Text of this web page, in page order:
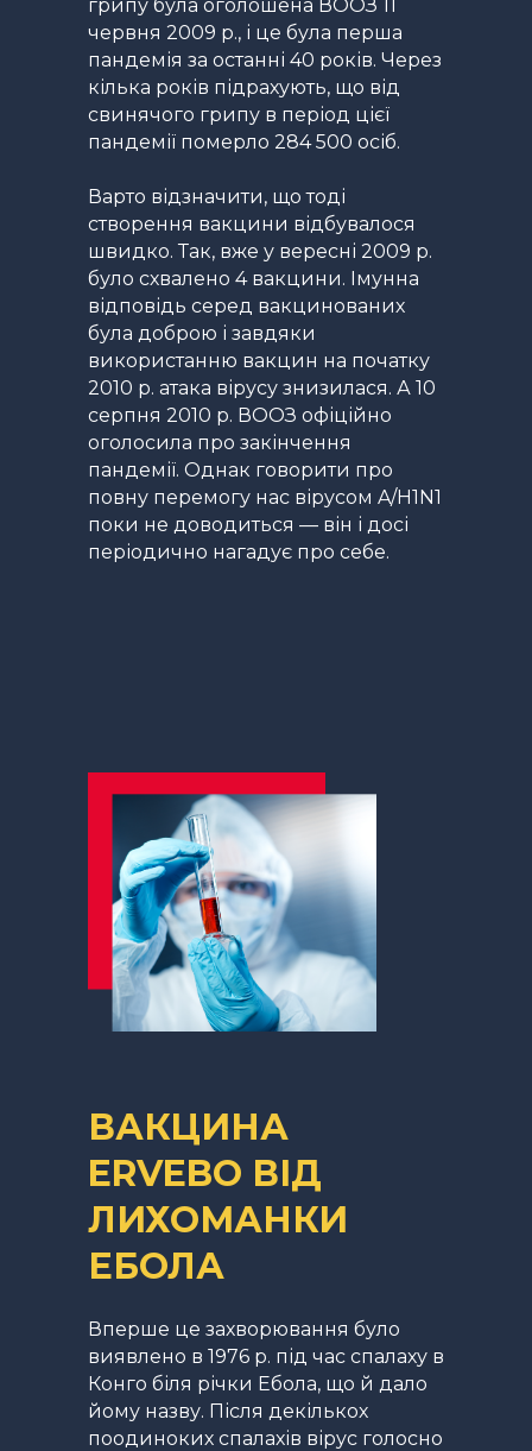
грипу була оголошена ВООЗ 11
червня 2009 р., і це була перша
пандемія за останні 40 років. Через
кілька років підрахують, що від
свинячого грипу в період цієї
пандемії померло 284 500 осіб.
Варто відзначити, що тоді
створення вакцини відбувалося
швидко. Так, вже у вересні 2009 р.
було схвалено 4 вакцини. Імунна
відповідь серед вакцинованих
була доброю і завдяки
використанню вакцин на початку
2010 р. атака вірусу знизилася. А 10
серпня 2010 р. ВООЗ офіційно
оголосила про закінчення
пандемії. Однак говорити про
повну перемогу нас вірусом A/H1N1
поки не доводиться — він і досі
періодично нагадує про себе.
Вперше це захворювання було
виявлено в 1976 р. під час спалаху в
Конго біля річки Ебола, що й дало
йому назву. Після декількох
поодиноких спалахів вірус голосно
ВАКЦИНА
ERVEBO ВІД
ЛИХОМАНКИ
ЕБОЛА